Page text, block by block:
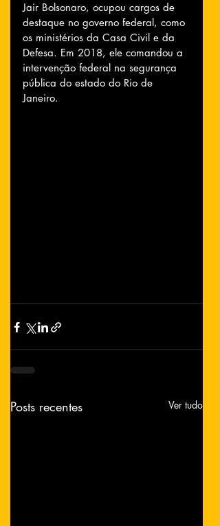
Jair Bolsonaro, ocupou cargos de
destaque no governo federal, como
os ministérios da Casa Civil e da
Defesa. Em 2018, ele comandou a
intervenção federal na segurança
pública do estado do Rio de
Janeiro.
Posts recentes Ver tudo